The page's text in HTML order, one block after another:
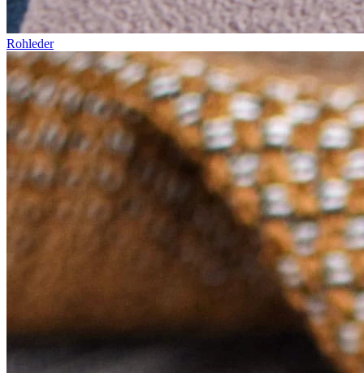
Rohleder